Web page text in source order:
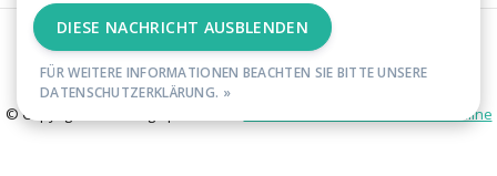
AGB Datenschutzerklärung
RSS Feed
© Copyright 2026 - esgii | Realisatie Ambismart en Samen Effectief Online
DIESE NACHRICHT AUSBLENDEN
FÜR WEITERE INFORMATIONEN BEACHTEN SIE BITTE UNSERE
DATENSCHUTZERKLÄRUNG. »